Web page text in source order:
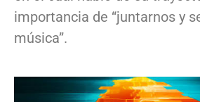
importancia de “juntarnos y
música”.